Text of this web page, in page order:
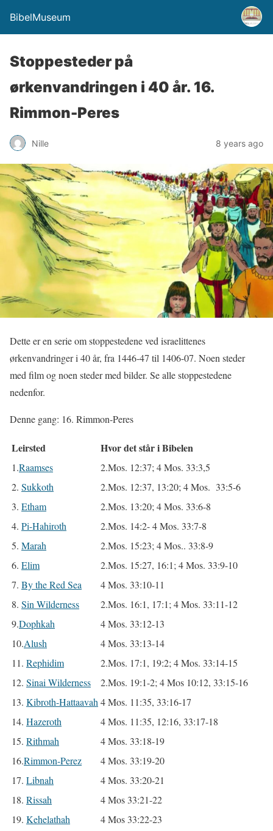
BibelMuseum
Stoppesteder på
ørkenvandringen i 40 år. 16.
Rimmon-Peres
Nille 8 years ago
Dette er en serie om stoppestedene ved israelittenes
ørkenvandringer i 40 år, fra 1446-47 til 1406-07. Noen steder
med film og noen steder med bilder. Se alle stoppestedene
nedenfor.
Denne gang: 16. Rimmon-Peres
Leirsted Hvor det står i Bibelen
1.Raamses
2.Mos. 12:37; 4 Mos. 33:3,5
2. Sukkoth
2.Mos. 12:37, 13:20; 4 Mos. 33:5-6
3. Etham
2.Mos. 13:20; 4 Mos. 33:6-8
4. Pi-Hahiroth
2.Mos. 14:2- 4 Mos. 33:7-8
5. Marah
2.Mos. 15:23; 4 Mos.. 33:8-9
6. Elim
2.Mos. 15:27, 16:1; 4 Mos. 33:9-10
7. By the Red Sea
4 Mos. 33:10-11
8. Sin Wilderness
2.Mos. 16:1, 17:1; 4 Mos. 33:11-12
9.Dophkah
4 Mos. 33:12-13
10.Alush
4 Mos. 33:13-14
11. Rephidim
2.Mos. 17:1, 19:2; 4 Mos. 33:14-15
12. Sinai Wilderness
2.Mos. 19:1-2; 4 Mos 10:12, 33:15-16
13. Kibroth-Hattaavah4 Mos. 11:35, 33:16-17
14. Hazeroth
4 Mos. 11:35, 12:16, 33:17-18
15. Rithmah
4 Mos. 33:18-19
16.Rimmon-Perez
4 Mos. 33:19-20
17. Libnah
4 Mos. 33:20-21
18. Rissah
4 Mos 33:21-22
19. Kehelathah
4 Mos 33:22-23